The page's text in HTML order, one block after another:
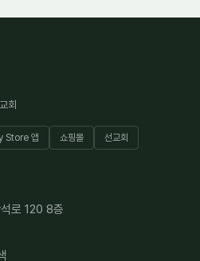
회
Store 앱 쇼핑몰 선교회
로 120 8층